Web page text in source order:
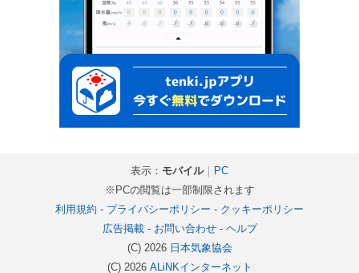
表示： モバイル｜ PC
※PCの閲覧は一部制限されます
利用規約 - プライバシーポリシー - クッキーポリシー
広告掲載- お問い合わせ- ヘルプ
(C) 2026 日本気象協会
(C) 2026 ALiNKインターネット